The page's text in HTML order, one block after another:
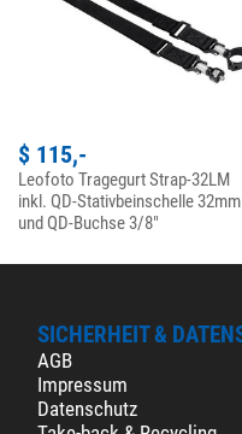
$ 115,-
Leofoto Tragegurt Strap-32LM
inkl. QD-Stativbeinschelle 32mm
und QD-Buchse 3/8"
SICHERHEIT &
AGB
Impressum
Datenschutz